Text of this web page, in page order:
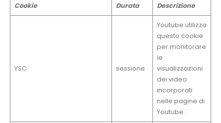
Cookie Durata Descrizione
YSC sessione
Youtube utilizza
questo cookie
per monitorare
le
visualizzazioni
dei video
incorporati
nelle pagine di
Youtube.